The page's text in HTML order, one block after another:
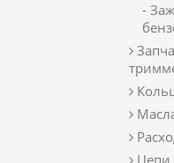
-
Цепи